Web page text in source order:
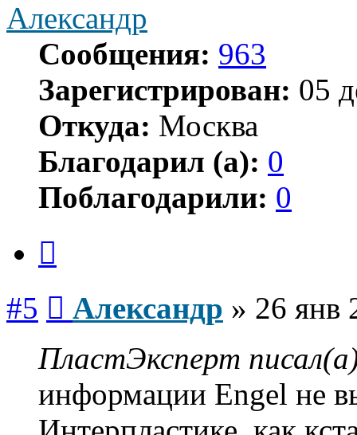
Александр
Сообщения: 963
Зарегистрирован: 05
Откуда: Москва
Благодарил (а): 0
Поблагодарили: 0
#5 Александр » 26 янв
ПластЭксперт
информации Engel не